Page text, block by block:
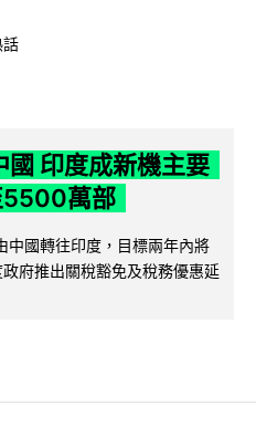
印度成新機主要
5500萬部
國轉往印度，目標兩年內將
府推出關稅豁免及稅務優惠延